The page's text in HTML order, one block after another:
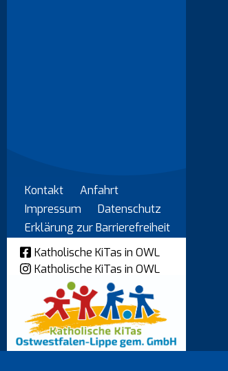
Kontakt
Anfahrt
Impressum
Datenschutz
Erklärung zur Barrierefreiheit
Katholische KiTas in OWL
Katholische KiTas in OWL